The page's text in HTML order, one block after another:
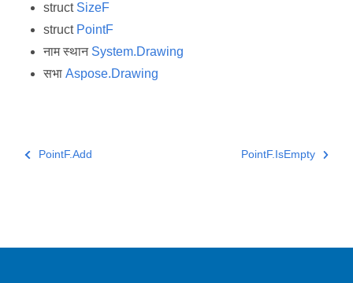
struct SizeF
struct PointF
नाम स्थान System.Drawing
सभा Aspose.Drawing
PointF.Add PointF.IsEmpty